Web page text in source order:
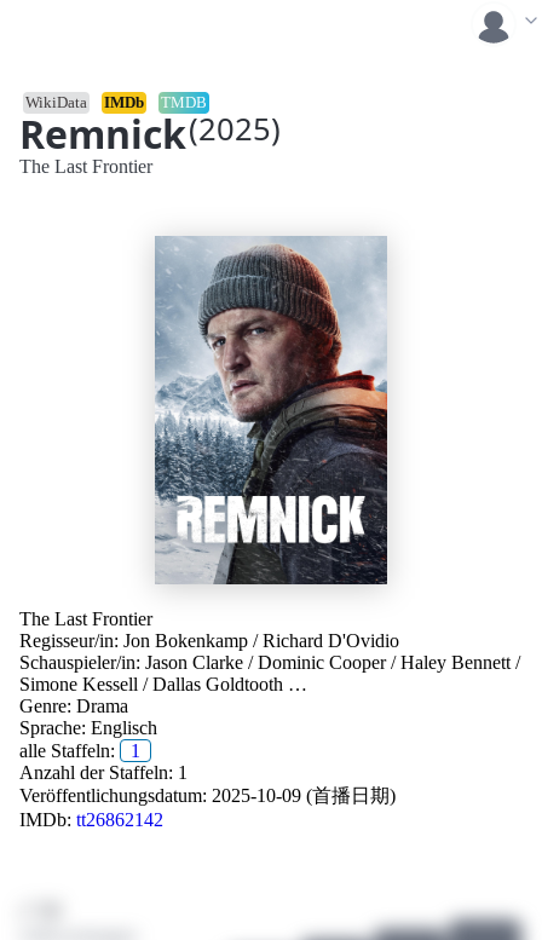
Remnick (2025)
WikiData IMDb TMDB
The Last Frontier
Regisseur/in: Jon Bokenkamp /Richard D'Ovidio
Schauspieler/in: Jason Clarke /Dominic Cooper/Haley Bennett /
Simone Kessell /Dallas Goldtooth …
Genre: Drama
Sprache: Englisch
alle Staffeln:
1
Anzahl der Staffeln: 1
Veröffentlichungsdatum: 2025-10-09 (首播日期)
IMDb: tt26862142
The Last Frontier